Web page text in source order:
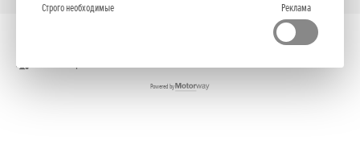
Строго необходимые Реклама
Powered by